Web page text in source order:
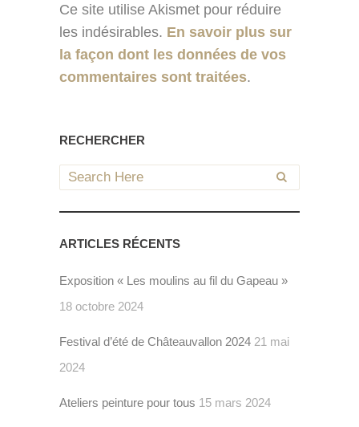
Ce site utilise Akismet pour réduire
les indésirables. En savoir plus sur
la façon dont les données de vos
commentaires sont traitées.
RECHERCHER
ARTICLES RÉCENTS
Exposition « Les moulins au fil du Gapeau »
18 octobre 2024
Festival d’été de Châteauvallon 2024 21 mai
2024
Ateliers peinture pour tous 15 mars 2024